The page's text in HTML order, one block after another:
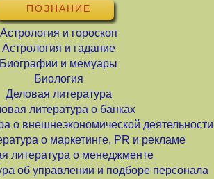
ПОЗНАНИЕ
Астрология и гороскоп
Астрология и гадание
Биографии и мемуары
Биология
Деловая литература
литература о банках
о внешнеэкономической деятельности
о маркетинге, PR и рекламе
литература о менеджменте
об управлении и подборе персонала